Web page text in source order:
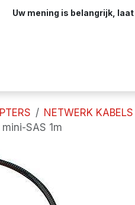
Uw mening is belangrijk,
NETWERK KABELS
SAS 1m